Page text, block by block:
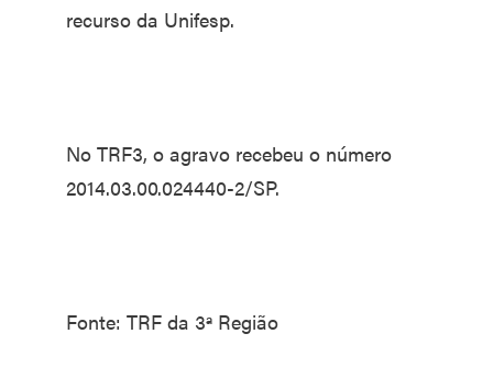
recurso da Unifesp.
No TRF3, o agravo recebeu o número
2014.03.00.024440-2/SP.
Fonte: TRF da 3ª Região